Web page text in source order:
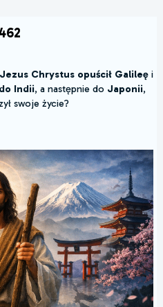
Jezus Chrystus opuścił Galileęi
Indii, a następnie doJaponii,
swoje życie?